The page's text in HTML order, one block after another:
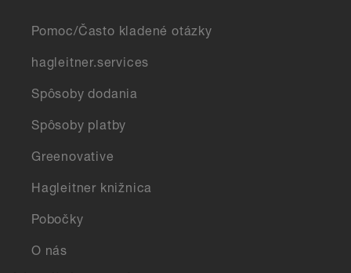
Pomoc/Často kladené otázky
hagleitner.services
Spôsoby dodania
Spôsoby platby
Greenovative
Hagleitner knižnica
Pobočky
O nás